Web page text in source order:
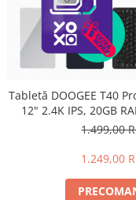
Tabletă DOOGEE T40
12" 2.4K IPS, 20GB
extensibili), 512GB,
1.499,00
1.249,00